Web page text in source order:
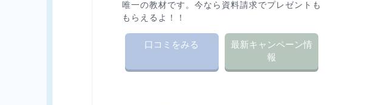
唯一の教材です。今なら資料請求でプレゼントも
もらえるよ！！
口コミをみる
最新キャンペーン情
報